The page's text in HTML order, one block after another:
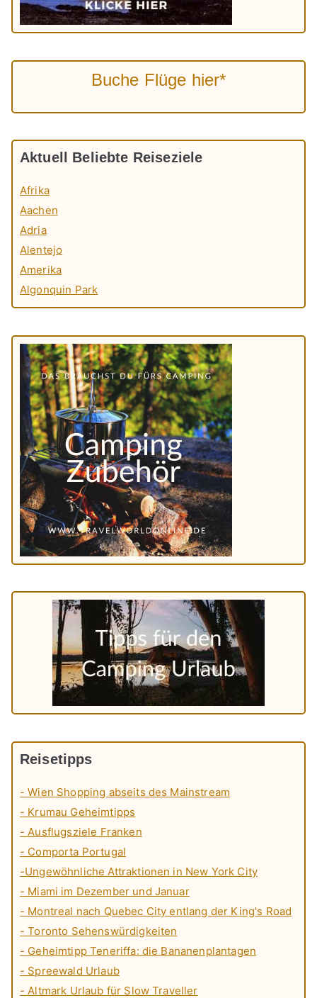
Buche Flüge hier*
Aktuell Beliebte Reiseziele
Afrika
Aachen
Adria
Alentejo
Amerika
Algonquin Park
Reisetipps
- Wien Shopping abseits des Mainstream
- Krumau Geheimtipps
- Ausflugsziele Franken
- Comporta Portugal
-Ungewöhnliche Attraktionen in New York City
- Miami im Dezember und Januar
- Montreal nach Quebec City entlang der King's Road
- Toronto Sehenswürdigkeiten
- Geheimtipp Teneriffa: die Bananenplantagen
- Spreewald Urlaub
- Altmark Urlaub für Slow Traveller